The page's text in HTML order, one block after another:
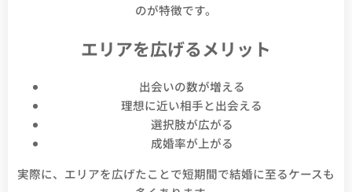
のが特徴です。
エリアを広げるメリット
出会いの数が増える
理想に近い相手と出会える
選択肢が広がる
成婚率が上がる
実際に、エリアを広げたことで短期間で結婚に至るケースも